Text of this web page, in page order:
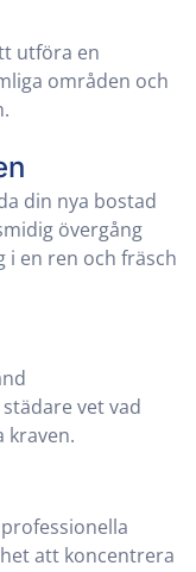
utföra en
områden och
din nya bostad
övergång
i en ren och fräsch
vet vad
kraven.
att koncentrera